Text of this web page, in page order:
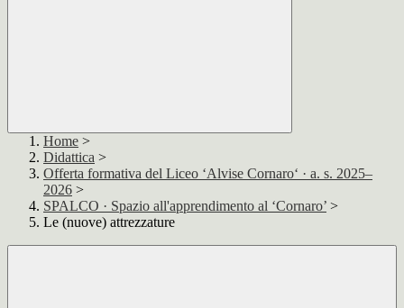
Home >
Didattica >
Offerta formativa del Liceo ‘Alvise Cornaro‘ · a. s. 2025–
2026 >
SPALCO · Spazio all'apprendimento al ‘Cornaro’ >
Le (nuove) attrezzature